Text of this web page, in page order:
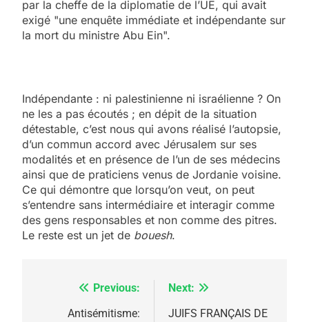
par la cheffe de la diplomatie de l’UE, qui avait
exigé "une enquête immédiate et indépendante sur
la mort du ministre Abu Ein".
Indépendante : ni palestinienne ni israélienne ? On
ne les a pas écoutés ; en dépit de la situation
détestable, c’est nous qui avons réalisé l’autopsie,
d’un commun accord avec Jérusalem sur ses
modalités et en présence de l’un de ses médecins
ainsi que de praticiens venus de Jordanie voisine.
Ce qui démontre que lorsqu’on veut, on peut
s’entendre sans intermédiaire et interagir comme
des gens responsables et non comme des pitres.
Le reste est un jet de bouesh.
NavigationPrevious:
Antisémitisme:
Next:
JUIFS FRANÇAIS DE